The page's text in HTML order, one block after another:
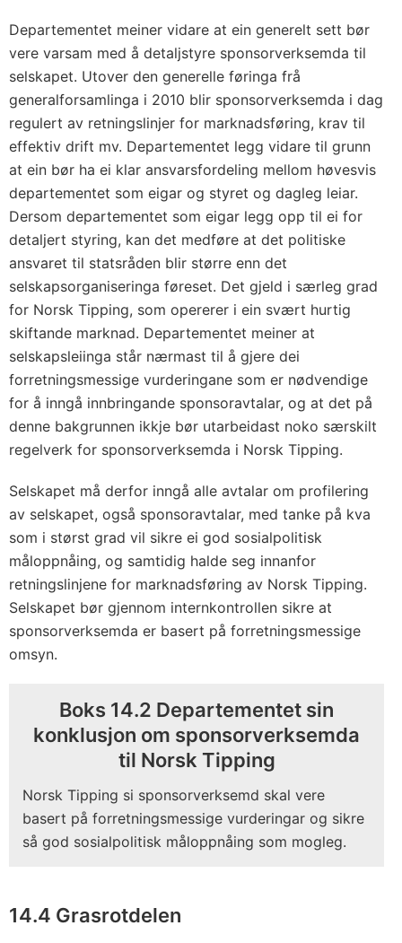
Departementet meiner vidare at ein generelt sett bør
vere varsam med å detaljstyre sponsorverksemda til
selskapet. Utover den generelle føringa frå
generalforsamlinga i 2010 blir sponsorverksemda i dag
regulert av retningslinjer for marknadsføring, krav til
effektiv drift mv. Departementet legg vidare til grunn
at ein bør ha ei klar ansvarsfordeling mellom høvesvis
departementet som eigar og styret og dagleg leiar.
Dersom departementet som eigar legg opp til ei for
detaljert styring, kan det medføre at det politiske
ansvaret til statsråden blir større enn det
selskapsorganiseringa føreset. Det gjeld i særleg grad
for Norsk Tipping, som opererer i ein svært hurtig
skiftande marknad. Departementet meiner at
selskapsleiinga står nærmast til å gjere dei
forretningsmessige vurderingane som er nødvendige
for å inngå innbringande sponsoravtalar, og at det på
denne bakgrunnen ikkje bør utarbeidast noko særskilt
regelverk for sponsorverksemda i Norsk Tipping.
Selskapet må derfor inngå alle avtalar om profilering
av selskapet, også sponsoravtalar, med tanke på kva
som i størst grad vil sikre ei god sosialpolitisk
måloppnåing, og samtidig halde seg innanfor
retningslinjene for marknadsføring av Norsk Tipping.
Selskapet bør gjennom internkontrollen sikre at
sponsorverksemda er basert på forretningsmessige
omsyn.
Boks 14.2 Departementet sin
konklusjon om sponsorverksemda
til Norsk Tipping
Norsk Tipping si sponsorverksemd skal vere
basert på forretningsmessige vurderingar og sikre
så god sosialpolitisk måloppnåing som mogleg.
14.4 Grasrotdelen